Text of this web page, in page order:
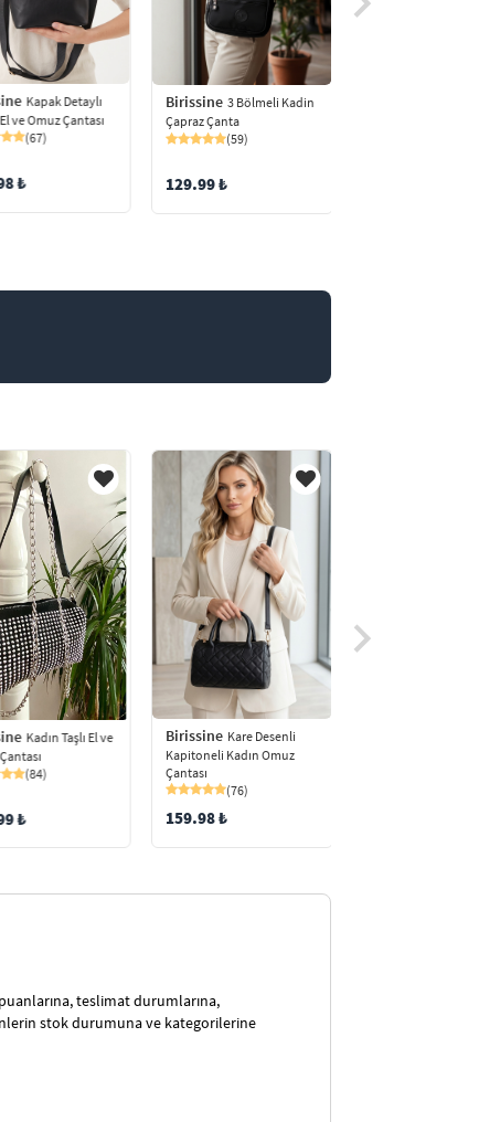
Kapak Detaylı
ve Omuz Çantası
(67)
₺
Birissine 3 Bölmeli Kadin
Çapraz Çanta
(59)
129.99 ₺
Kadın Taşlı El ve
(84)
₺
Birissine Kare Desenli
Kapitoneli Kadın Omuz
Çantası
(76)
159.98 ₺
teslimat durumlarına,
stok durumuna ve kategorilerine